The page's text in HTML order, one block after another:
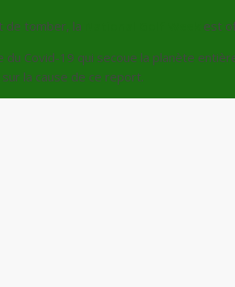
de tomber, la
est
du Covid-19 qui secoue la planète
la cause de ce report.